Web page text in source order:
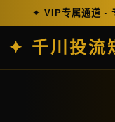
✦ VIP专属通道 ·
✦ 千川投流